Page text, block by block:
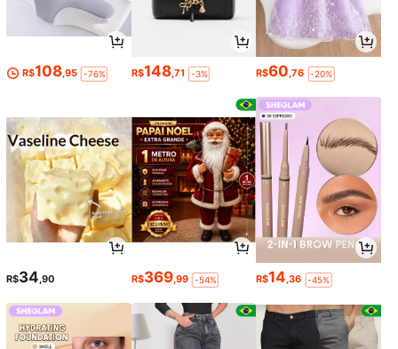
R$108,95 -76% R$148,71 -3% R$60,76 -20%
R$34,90 R$369,99 -54% R$14,36 -45%